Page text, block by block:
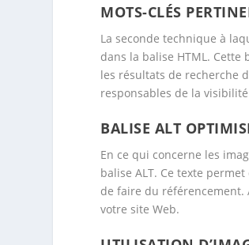
MOTS-CLÉS
La seconde technique à
dans la balise HTML.
les résultats de recherche
responsables de la
BALISE ALT
En ce qui concerne les
balise ALT. Ce texte
de faire du référencement.
votre site Web.